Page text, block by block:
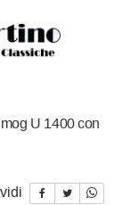
U 1400 con